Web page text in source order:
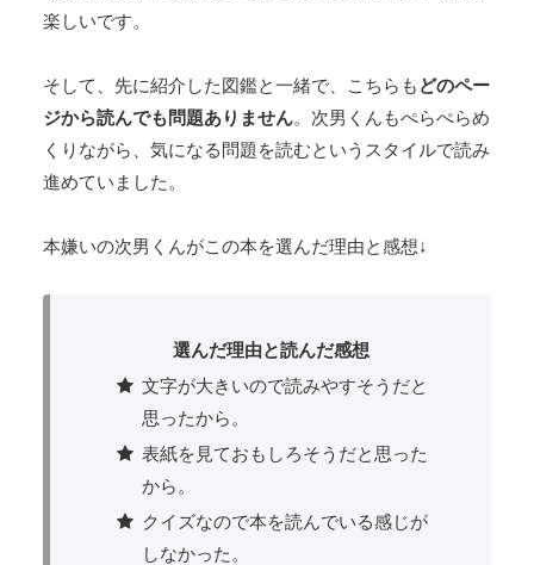
楽しいです。
そして、先に紹介した図鑑と一緒で、こちらも どのペー
ジから読んでも問題ありません。次男くんもぺらぺらめ
くりながら、気になる問題を読むというスタイルで読み
進めていました。
本嫌いの次男くんがこの本を選んだ理由と感想↓
選んだ理由と読んだ感想
文字が大きいので読みやすそうだと
思ったから。
表紙を見ておもしろそうだと思った
から。
クイズなので本を読んでいる感じが
しなかった。